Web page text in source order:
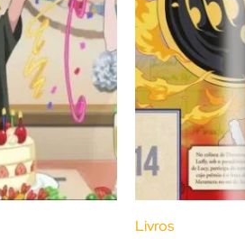
Livros